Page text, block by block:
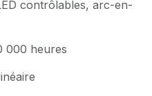
contrôlables, arc-en-
000 heures